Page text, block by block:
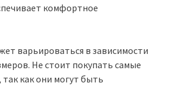
комфортное
варьироваться в зависимости
Не стоит покупать самые
как они могут быть